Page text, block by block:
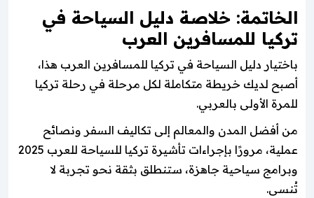
الخاتمة: خلاصة دليل السياحة في
تركيا للمسافرين العرب
باختيار دليل السياحة في تركيا للمسافرين العرب هذا،
أصبح لديك خريطة متكاملة لكل مرحلة في رحلة تركيا
للمرة الأولى بالعربي.
من أفضل المدن والمعالم إلى تكاليف السفر ونصائح
عملية، مرورًا بإجراءات تأشيرة تركيا للسياحة للعرب 2025
وبرامج سياحية جاهزة، ستنطلق بثقة نحو تجربة لا
تُنسى.